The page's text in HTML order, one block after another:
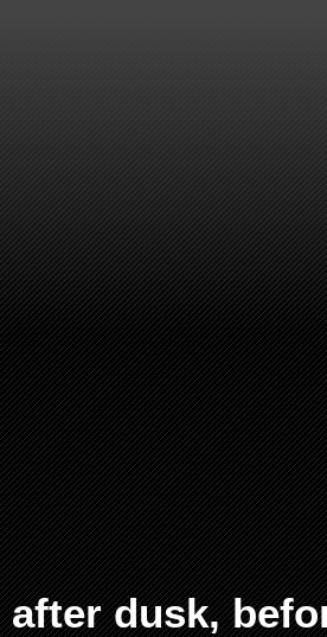
after dusk,